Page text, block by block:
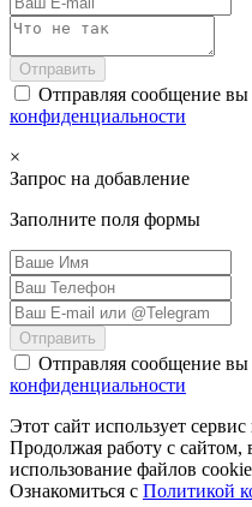
Отправить
Отправляя сообщение вы
конфиденциальности
×
Запрос на добавление
Заполните поля формы
Отправить
Отправляя сообщение вы
конфиденциальности
Этот сайт использует
Продолжая работу с сайтом,
использование файлов
Ознакомиться с Политикой